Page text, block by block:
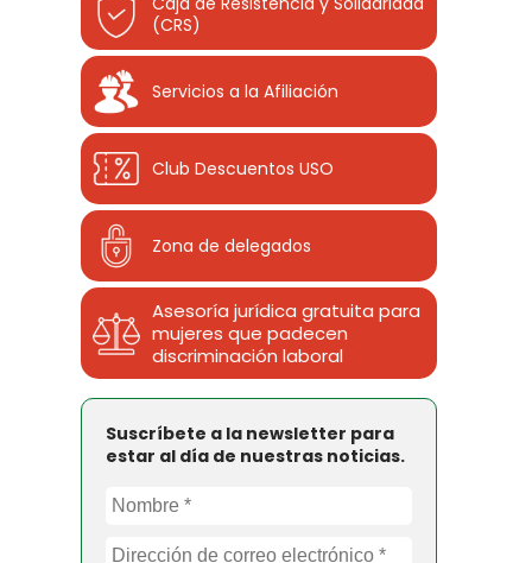
(CRS)
Servicios a la Afiliación
Club Descuentos USO
Zona de delegados
Asesoría jurídica gratuita para
mujeres que padecen
discriminación laboral
Suscríbete a la newsletter para
estar al día de nuestras noticias.